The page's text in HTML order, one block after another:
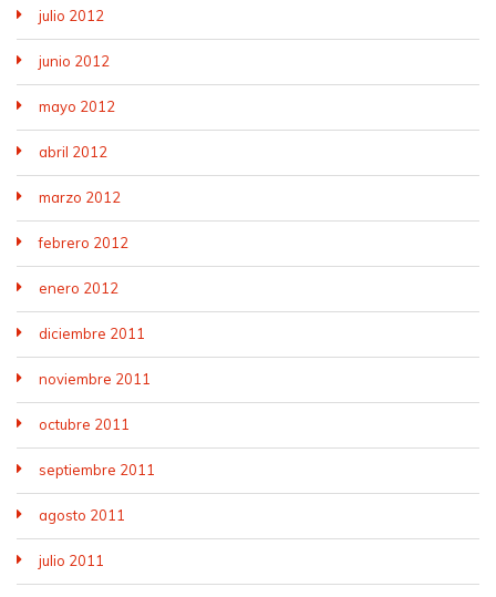
julio 2012
junio 2012
mayo 2012
abril 2012
marzo 2012
febrero 2012
enero 2012
diciembre 2011
noviembre 2011
octubre 2011
septiembre 2011
agosto 2011
julio 2011